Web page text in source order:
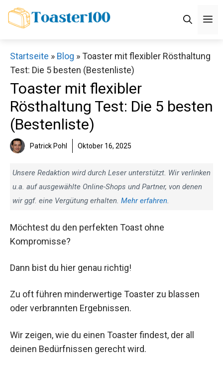
Zum
Inhalt
Startseite » Blog »Toaster mit flexibler Rösthaltung
Test: Die 5 besten (Bestenliste)
Toaster mit flexibler
Rösthaltung Test: Die 5 besten
(Bestenliste)
Patrick Pohl Oktober 16, 2025
Unsere Redaktion wird durch Leser unterstützt. Wir verlinken
u.a. auf ausgewählte Online-Shops und Partner, von denen
wir ggf. eine Vergütung erhalten. Mehr erfahren.
Möchtest du den perfekten Toast ohne
Kompromisse?
Dann bist du hier genau richtig!
Zu oft führen minderwertige Toaster zu blassen
oder verbrannten Ergebnissen.
Wir zeigen, wie du einen Toaster findest, der all
deinen Bedürfnissen gerecht wird.